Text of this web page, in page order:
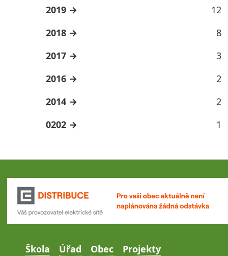
2019
12
2018
8
2017
3
2016
2
2014
2
0202
1
Škola Úřad Obec
Projekty